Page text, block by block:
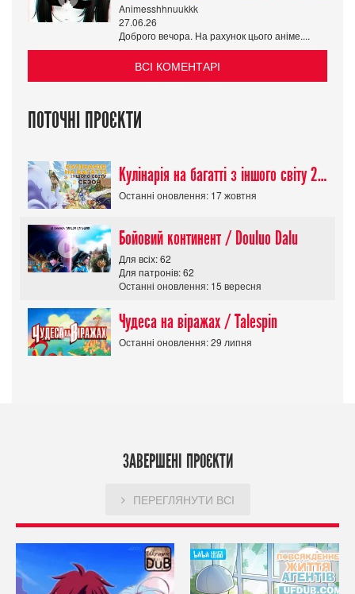
Animesshhnuukkk
27.06.26
Доброго вечора. На рахунок цього аніме....
ВСІ КОМЕНТАРІ
ПОТОЧНІ ПРОЄКТИ
Кулінарія на багатті з іншого світу 2 сезон/ Tondemo Skill de Isekai Hourou
Останні оновлення: 17 жовтня
Бойовий континент / Douluo Dalu
Для всіх: 62
Для патронів: 62
Останні оновлення: 15 вересня
Чудеса на віражах / Talespin
Останні оновлення: 29 липня
ЗАВЕРШЕНІ ПРОЄКТИ
ПЕРЕГЛЯНУТИ ВСІ